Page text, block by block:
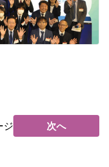
ジ 次へ